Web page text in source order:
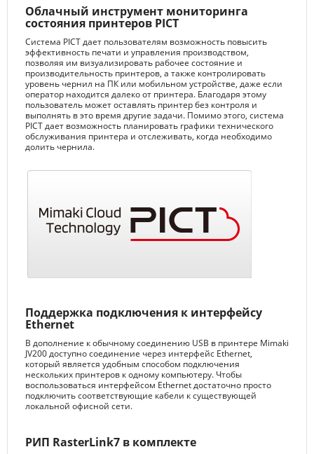
Облачный инструмент мониторинга
состояния принтеров PICT
Система PICT дает пользователям возможность повысить
эффективность печати и управления производством,
позволяя им визуализировать рабочее состояние и
производительность принтеров, а также контролировать
уровень чернил на ПК или мобильном устройстве, даже если
оператор находится далеко от принтера. Благодаря этому
пользователь может оставлять принтер без контроля и
выполнять в это время другие задачи. Помимо этого, система
PICT дает возможность планировать графики технического
обслуживания принтера и отслеживать, когда необходимо
долить чернила.
Поддержка подключения к интерфейсу
Ethernet
В дополнение к обычному соединению USB в принтере Mimaki
JV200 доступно соединение через интерфейс Ethernet,
который является удобным способом подключения
нескольких принтеров к одному компьютеру. Чтобы
воспользоваться интерфейсом Ethernet достаточно просто
подключить соответствующие кабели к существующей
локальной офисной сети.
РИП RasterLink7 в комплекте